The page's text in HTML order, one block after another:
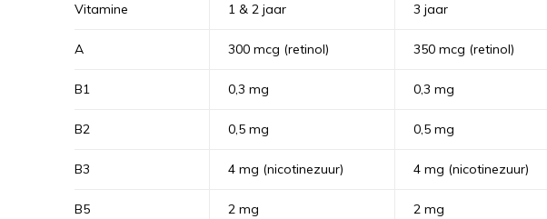
Vitamine 1 & 2 jaar 3 jaar
A 300 mcg (retinol) 350 mcg (retinol)
B1 0,3 mg 0,3 mg
B2 0,5 mg 0,5 mg
B3 4 mg (nicotinezuur) 4 mg (nicotinezuur)
B5 2 mg 2 mg